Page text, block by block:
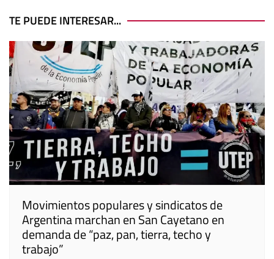
entradas
TE PUEDE INTERESAR...
Movimientos populares y sindicatos de
Argentina marchan en San Cayetano en
demanda de “paz, pan, tierra, techo y
trabajo”